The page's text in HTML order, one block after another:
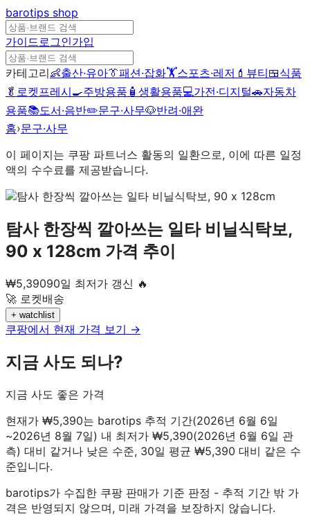
barotips shop
가이드로그인가입
카테고리👶출산·유아👔패션·잡화🏋️스포츠·레저 💄 뷰티🍱식품
🥬 로켓프레시🍳주방용품 🧴 생활용품💻가전·디지털🚗자동차
용품📚도서·음반✏️문구·사무🐶반려·애완
홈›문구·사무
이 페이지는 쿠팡 파트너스 활동의 일환으로, 이에 따른 일정
액의 수수료를 제공받습니다.
탐사 한장씩 깔아쓰는 일타 비닐식탁보,
90 x 128cm 가격 추이
₩5,39090일 최저가 갱신 🔥
🚀 로켓배송
+ watchlist
쿠팡에서 현재 가격 보기 →
지금 사도 되나?
지금 사도 좋은 가격
현재가 ₩5,390는 barotips 추적 기간(2026년 6월 6일
~2026년 8월 7일) 내 최저가 ₩5,390(2026년 6월 6일 관
측) 대비 같거나 낮은 수준, 30일 평균 ₩5,390 대비 같은 수
준입니다.
barotips가 수집한 쿠팡 판매가 기준 판정 - 추적 기간 밖 가
격은 반영되지 않으며, 미래 가격을 보장하지 않습니다.